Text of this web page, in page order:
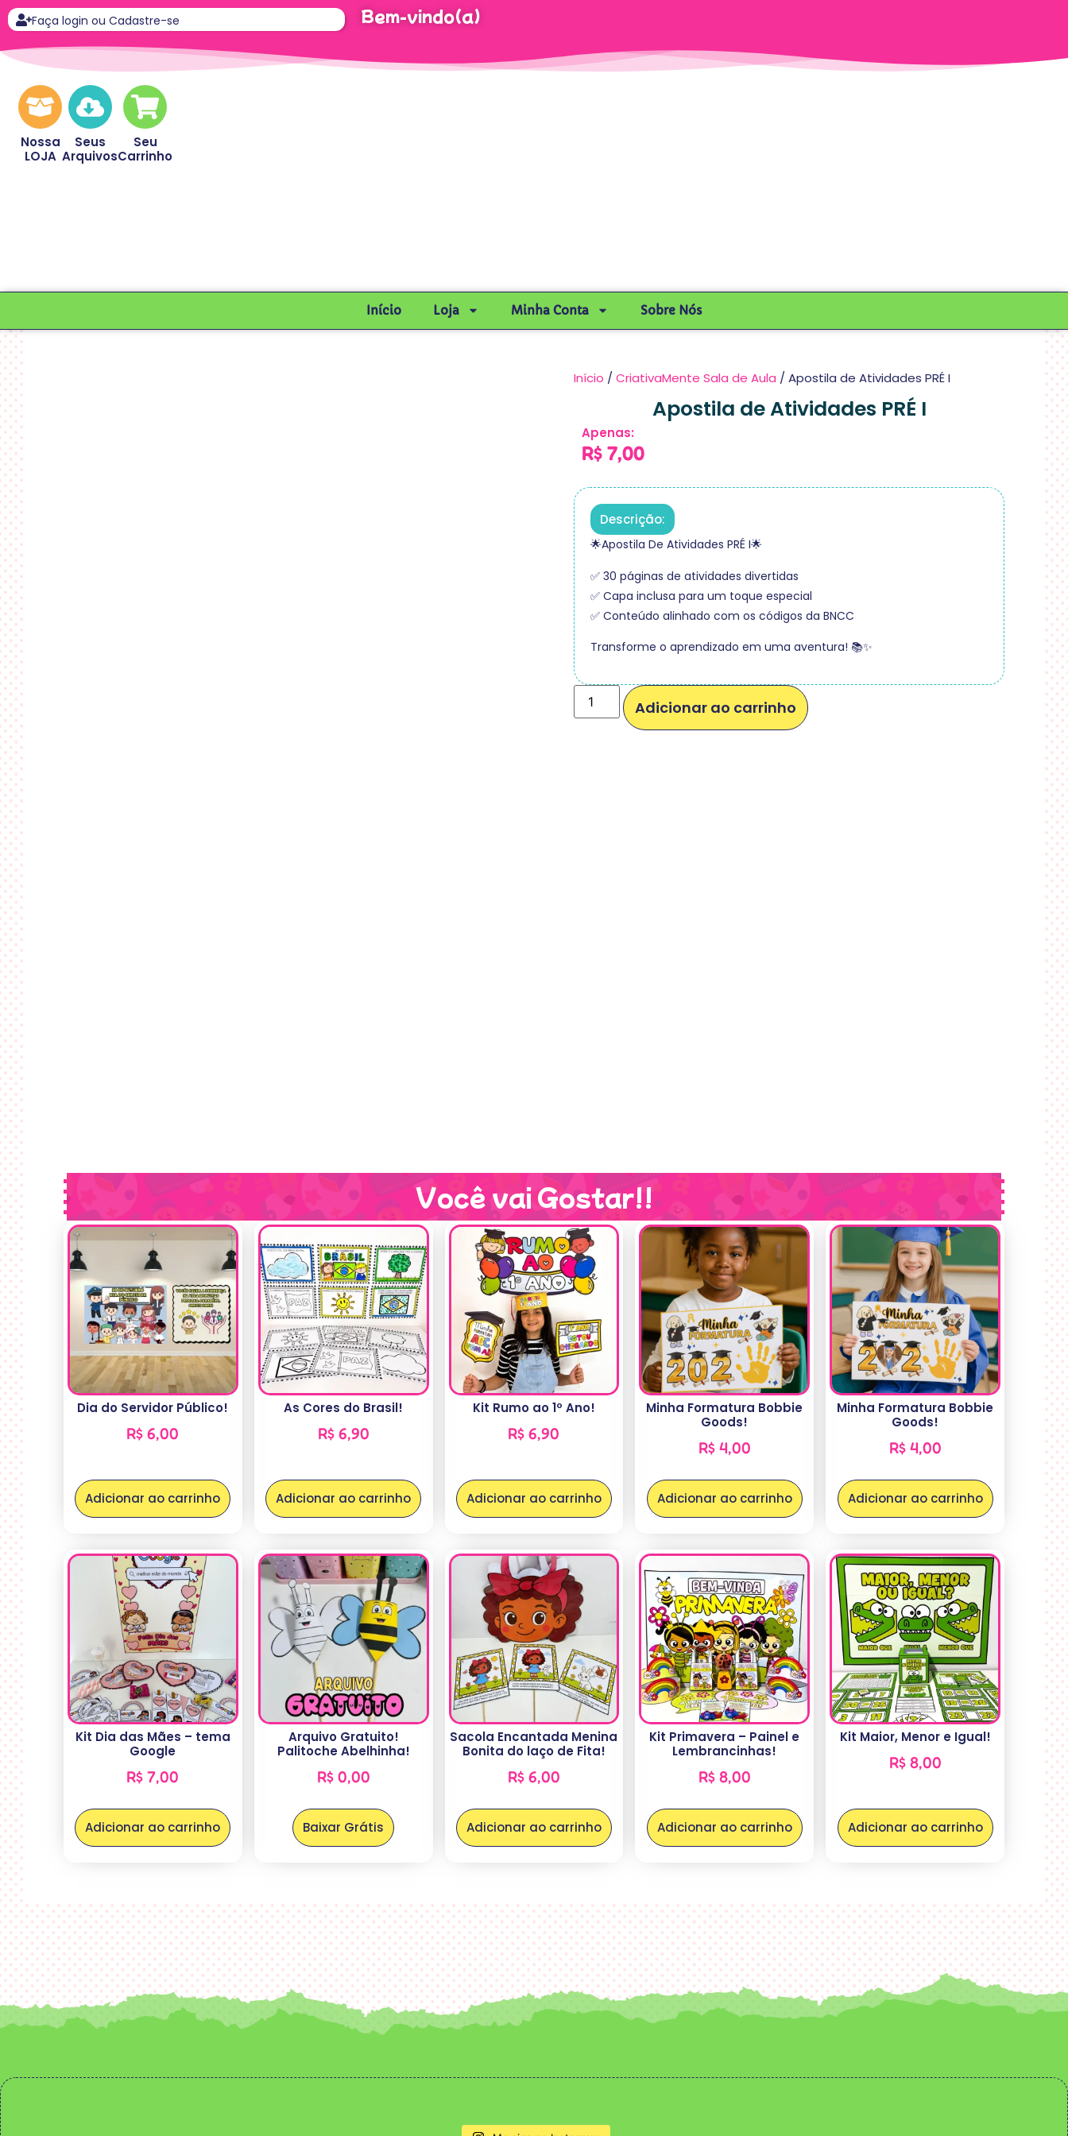
Faça login ou Cadastre-se Bem-vindo(a)
Nossa
LOJA
Seus
Arquivos
Seu
Carrinho
Início Loja Minha Conta Sobre Nós
Início /CriativaMente Sala de Aula / Apostila de Atividades PRÉ I
Apostila de Atividades PRÉ I
Apenas:
R$ 7,00
Descrição:
🌟Apostila De Atividades PRÉ I🌟
✅ 30 páginas de atividades divertidas
✅ Capa inclusa para um toque especial
✅ Conteúdo alinhado com os códigos da BNCC
Transforme o aprendizado em uma aventura! 📚✨
Adicionar ao carrinho
Você vai Gostar!!
Dia do Servidor Público!
R$ 6,00
Adicionar ao carrinho
As Cores do Brasil!
R$6,90
Adicionar ao carrinho
Kit Rumo ao 1º Ano!
R$ 6,90
Adicionar ao carrinho
Minha Formatura Bobbie
Goods!
R$4,00
Adicionar ao carrinho
Minha Formatura Bobbie
Goods!
R$4,00
Adicionar ao carrinho
Kit Dia das Mães – tema
Google
R$ 7,00
Adicionar ao carrinho
Arquivo Gratuito!
Palitoche Abelhinha!
R$0,00
Baixar Grátis
Sacola Encantada Menina
Bonita do laço de Fita!
R$6,00
Adicionar ao carrinho
Kit Primavera – Painel e
Lembrancinhas!
R$8,00
Adicionar ao carrinho
Kit Maior, Menor e Igual!
R$8,00
Adicionar ao carrinho